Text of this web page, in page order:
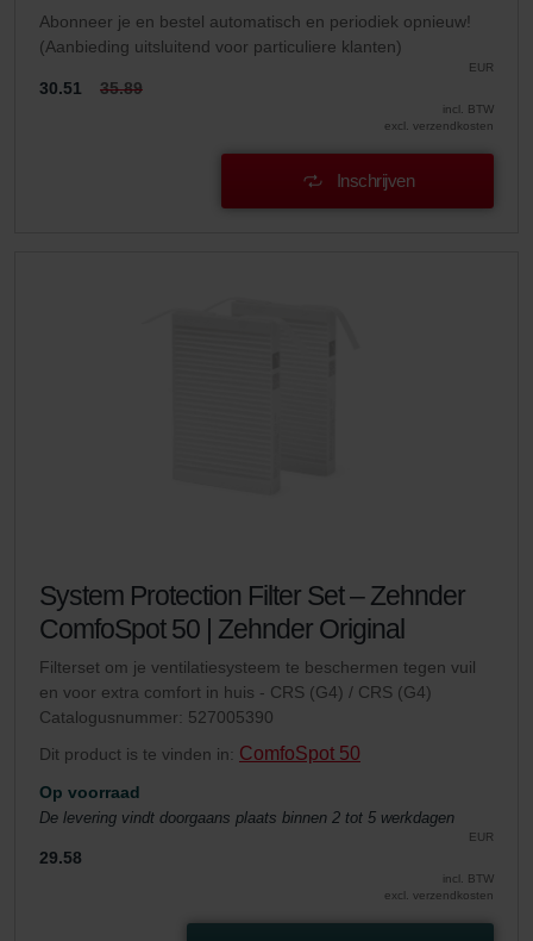
Abonneer je en bestel automatisch en periodiek opnieuw!
(Aanbieding uitsluitend voor particuliere klanten)
EUR
30.51 35.89
incl. BTW
excl. verzendkosten
Inschrijven
System Protection Filter Set – Zehnder
ComfoSpot 50 | Zehnder Original
Filterset om je ventilatiesysteem te beschermen tegen vuil
en voor extra comfort in huis - CRS (G4) / CRS (G4)
Catalogusnummer: 527005390
Dit product is te vinden in: ComfoSpot 50
Op voorraad
De levering vindt doorgaans plaats binnen 2 tot 5 werkdagen
EUR
29.58
incl. BTW
excl. verzendkosten